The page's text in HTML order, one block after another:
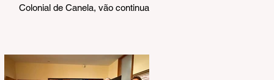
Colonial de Canela, vão continuar
Secretaria Municipal de Turismo e
Cultura, a pedido dos próprios